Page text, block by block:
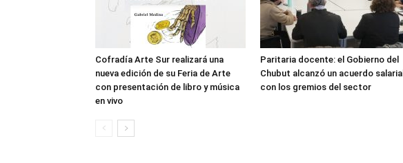
Cofradía Arte Sur realizará una
nueva edición de su Feria de Arte
con presentación de libro y música
en vivo
Paritaria docente: el Gobierno del
Chubut alcanzó un acuerdo salarial
con los gremios del sector